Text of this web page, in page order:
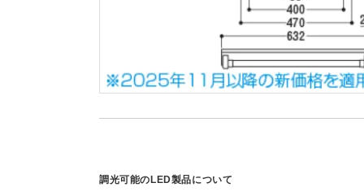
調光可能のLED製品について